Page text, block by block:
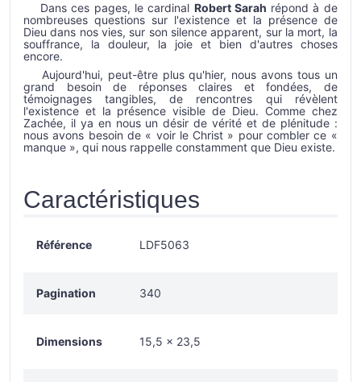
Dans ces pages, le cardinal Robert Sarah répond à de
nombreuses questions sur l'existence et la présence de
Dieu dans nos vies, sur son silence apparent, sur la mort, la
souffrance, la douleur, la joie et bien d'autres choses
encore.
Aujourd'hui, peut-être plus qu'hier, nous avons tous un
grand besoin de réponses claires et fondées, de
témoignages tangibles, de rencontres qui révèlent
l'existence et la présence visible de Dieu. Comme chez
Zachée, il ya en nous un désir de vérité et de plénitude :
nous avons besoin de « voir le Christ » pour combler ce «
manque », qui nous rappelle constamment que Dieu existe.
Caractéristiques
Référence LDF5063
Pagination 340
Dimensions 15,5 x 23,5